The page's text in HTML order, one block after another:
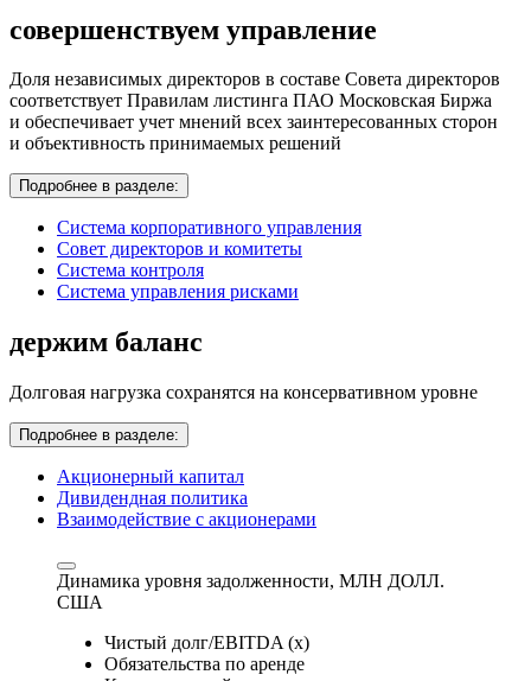
совершенствуем управление
Доля независимых директоров в составе Совета директоров
соответствует Правилам листинга ПАО Московская Биржа
и обеспечивает учет мнений всех заинтересованных сторон
и объективность принимаемых решений
Подробнее в разделе:
Система корпоративного управления
Совет директоров и комитеты
Система контроля
Система управления рисками
держим баланс
Долговая нагрузка сохранятся на консервативном уровне
Подробнее в разделе:
Акционерный капитал
Дивидендная политика
Взаимодействие с акционерами
Динамика уровня задолженности, МЛН ДОЛЛ.
США
Чистый долг/EBITDA (x)
Обязательства по аренде